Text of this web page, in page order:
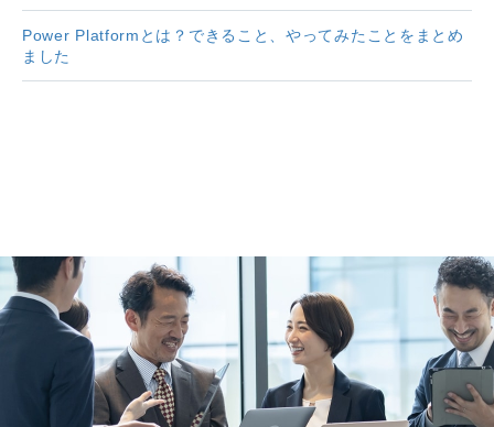
Power Platformとは？できること、やってみたことをまとめ
ました